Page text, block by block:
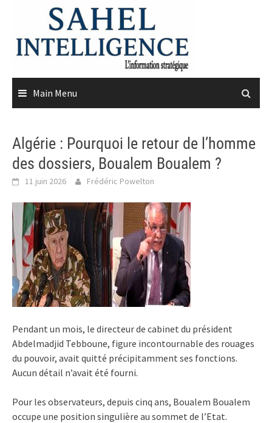
content
Main Menu
Algérie : Pourquoi le retour de l’homme
des dossiers, Boualem Boualem ?
11 juin 2026 Frédéric Powelton
Pendant un mois, le directeur de cabinet du président
Abdelmadjid Tebboune, figure incontournable des rouages
du pouvoir, avait quitté précipitamment ses fonctions.
Aucun détail n’avait été fourni.
Pour les observateurs, depuis cinq ans, Boualem Boualem
occupe une position singulière au sommet de l’Etat.